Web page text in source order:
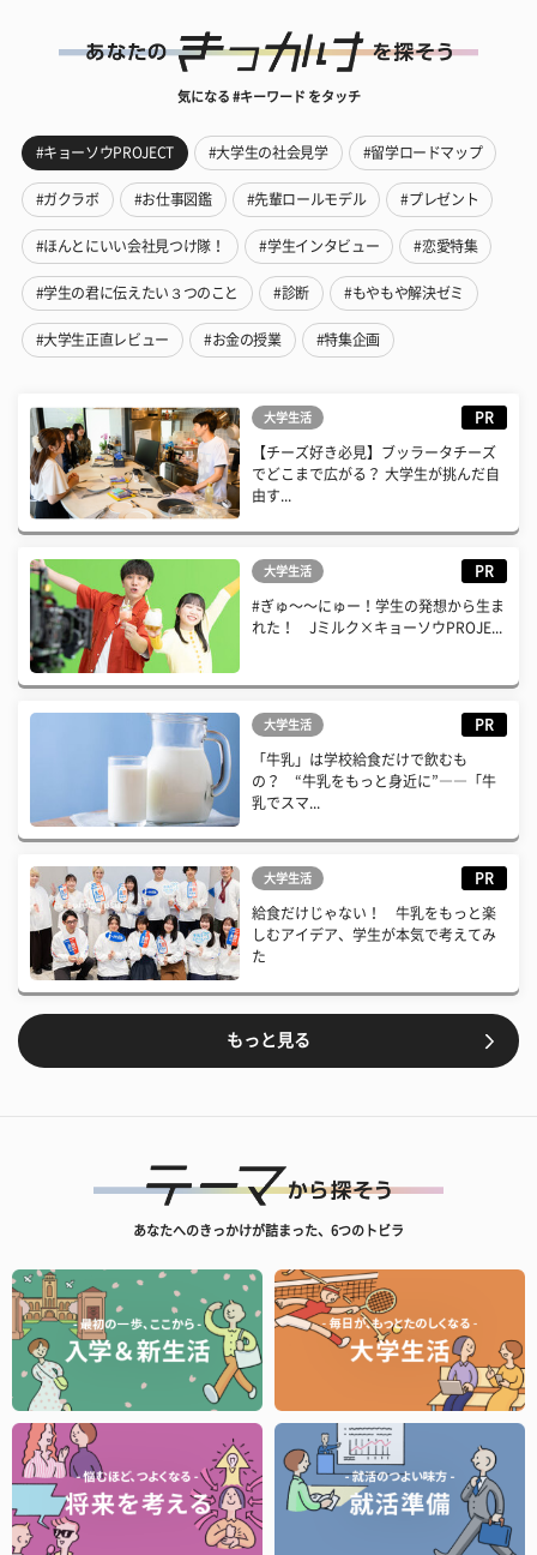
気になる #キーワード をタッチ
#キョーソウPROJECT #大学生の社会見学 #留学ロードマップ
#ガクラボ #お仕事図鑑 #先輩ロールモデル #プレゼント
#ほんとにいい会社見つけ隊！ #学生インタビュー #恋愛特集
#学生の君に伝えたい３つのこと #診断 #もやもや解決ゼミ
#大学生正直レビュー #お金の授業 #特集企画
大学生活 PR
【チーズ好き必見】ブッラータチーズ
でどこまで広がる？ 大学生が挑んだ自
由す...
大学生活 PR
#ぎゅ〜〜にゅー！学生の発想から生ま
れた！ Jミルク×キョーソウPROJE...
大学生活 PR
「牛乳」は学校給食だけで飲むも
の？ “牛乳をもっと身近に”――「牛
乳でスマ...
大学生活 PR
給食だけじゃない！ 牛乳をもっと楽
しむアイデア、学生が本気で考えてみ
た
もっと見る
あなたへのきっかけが詰まった、6つのトビラ